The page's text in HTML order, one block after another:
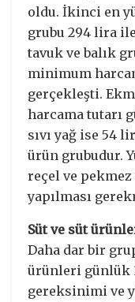
oldu. İkinci en
grubu 294 lira
tavuk ve balık
minimum
gerçekleşti.
harcama tutarı
sıvı yağ ise 54
ürün grubudur.
reçel ve
yapılması
Süt ve süt
Daha dar bir
ürünleri günlük
gereksinimi ve